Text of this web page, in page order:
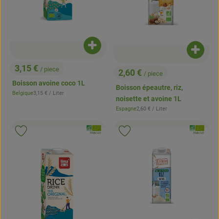
, Prix:
3,15 € / piece
Boisson avoine coco 1L
, Origine:
Belgique, Prix de référence:
3,15 € / Liter
Ajouter le produit au panier
, Prix:
2,60 € / piece
Boisson épeautre, riz,
noisette et avoine 1L
, Origine:
Espagne, Prix de référence:
2,60 € / Liter
, Association:
, Autorité de contrôle:
FR-BIO-01
Ajouter le produit aux favoris
, , Autorité de contrôle:
FR-BIO-01
Ajouter le produit aux favoris